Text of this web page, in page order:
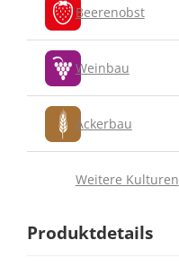
Beerenobst
Weinbau
Ackerbau
Weitere Kulturen
Produktdetails